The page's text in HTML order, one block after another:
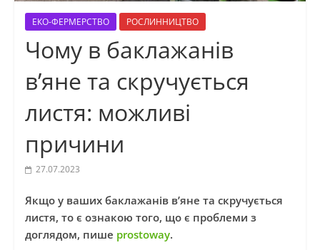
ЕКО-ФЕРМЕРСТВО РОСЛИННИЦТВО
Чому в баклажанів
в’яне та скручується
листя: можливі
причини
27.07.2023
Якщо у ваших баклажанів в’яне та скручується
листя, то є ознакою того, що є проблеми з
доглядом, пише prostoway.